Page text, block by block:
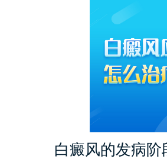
白癜风的发病阶